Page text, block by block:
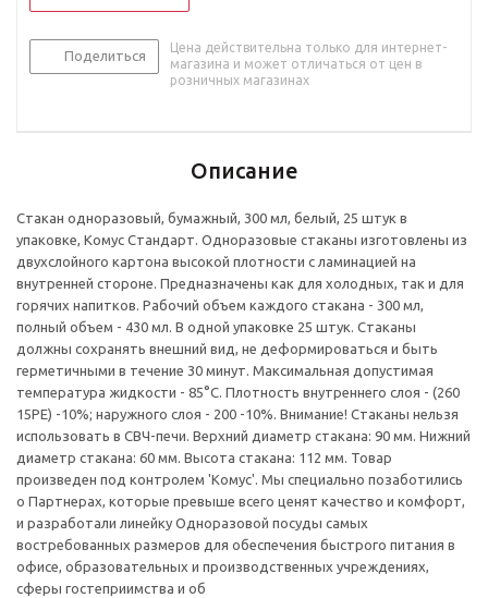
Поделиться
Цена действительна только для интернет-
магазина и может отличаться от цен в
розничных магазинах
Описание
Стакан одноразовый, бумажный, 300 мл, белый, 25 штук в
упаковке, Комус Стандарт. Одноразовые стаканы изготовлены из
двухслойного картона высокой плотности с ламинацией на
внутренней стороне. Предназначены как для холодных, так и для
горячих напитков. Рабочий объем каждого стакана - 300 мл,
полный объем - 430 мл. В одной упаковке 25 штук. Стаканы
должны сохранять внешний вид, не деформироваться и быть
герметичными в течение 30 минут. Максимальная допустимая
температура жидкости - 85°C. Плотность внутреннего слоя - (260
15PE) -10%; наружного слоя - 200 -10%. Внимание! Стаканы нельзя
использовать в СВЧ-печи. Верхний диаметр стакана: 90 мм. Нижний
диаметр стакана: 60 мм. Высота стакана: 112 мм. Товар
произведен под контролем 'Комус'. Мы специально позаботились
о Партнерах, которые превыше всего ценят качество и комфорт,
и разработали линейку Одноразовой посуды самых
востребованных размеров для обеспечения быстрого питания в
офисе, образовательных и производственных учреждениях,
сферы гостеприимства и об